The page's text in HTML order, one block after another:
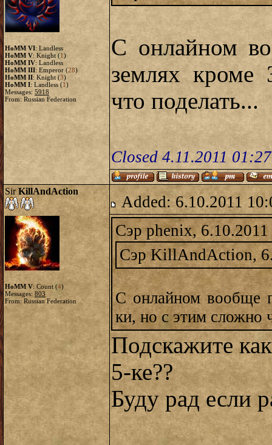
HoMM VI: Landless
HoMM V: Knight (1)
HoMM IV: Landless
HoMM III: Emperor (28)
HoMM II: Knight (3)
HoMM I: Landless (1)
Messages: 5918
From: Russian Federation
С онлайном
землях
что поделать...
Closed 4.11.2011
SirKillAndAction
HoMM V: Count (4)
Messages: 803
From: Russian Federation
Added: 6.10.2011
Сэр phenix,
Сэр KillAndAction,
С онлайном вообще
ки, но с этим сложно
Подскажите
5-ке??
Буду рад если